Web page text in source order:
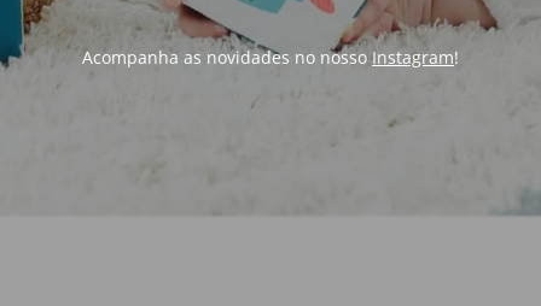
Acompanha as novidades no nosso Instagram!